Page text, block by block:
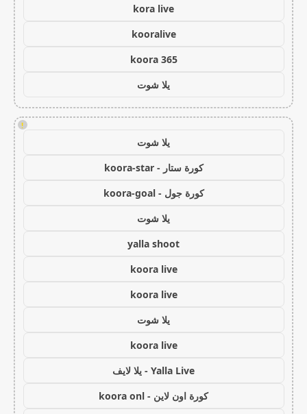
kora live
kooralive
koora 365
يلا شوت
!
يلا شوت
كورة ستار - koora-star
كورة جول - koora-goal
يلا شوت
yalla shoot
koora live
koora live
يلا شوت
koora live
Yalla Live - يلا لايف
كورة اون لاين - koora onl